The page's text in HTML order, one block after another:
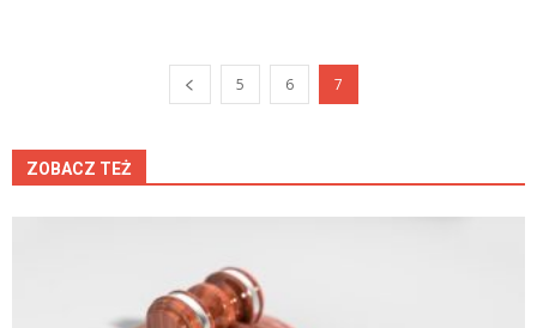
5 6 7
ZOBACZ TEŻ